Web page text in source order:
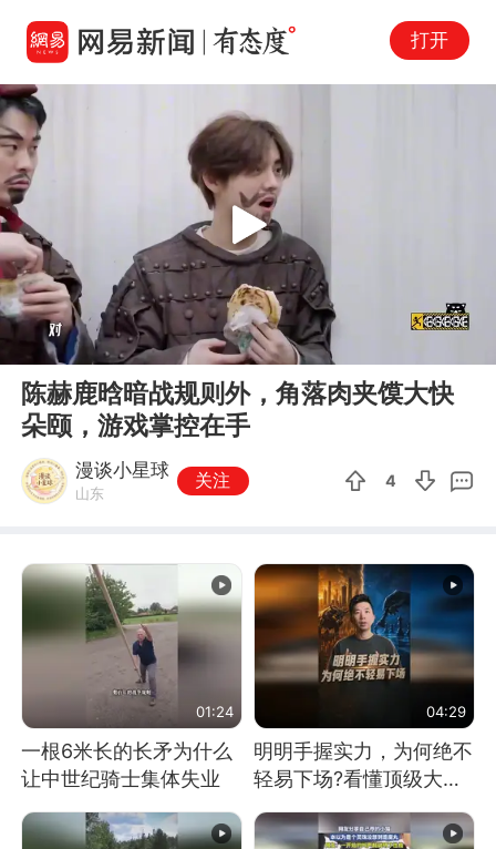
打开
00:00
Play
陈赫鹿晗暗战规则外，角落肉夹馍大快
朵颐，游戏掌控在手
漫谈小星球
山东
关注 4
01:24
一根6米长的长矛为什么
让中世纪骑士集体失业
04:29
明明手握实力，为何绝不
轻易下场?看懂顶级大国
谋略